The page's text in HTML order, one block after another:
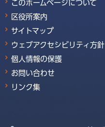
このホームページについて
区役所案内
サイトマップ
ウェブアクセシビリティ方針
個人情報の保護
お問い合わせ
リンク集